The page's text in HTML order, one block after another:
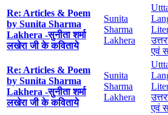
Re: Articles & Poem
by Sunita Sharma
Lakhera -सुनीता शर्मा
लखेरा जी के कविताये
Sunita
Sharma
Lakhera
एवं
Re: Articles & Poem
by Sunita Sharma
Lakhera -सुनीता शर्मा
लखेरा जी के कविताये
Sunita
Sharma
Lakhera
एवं